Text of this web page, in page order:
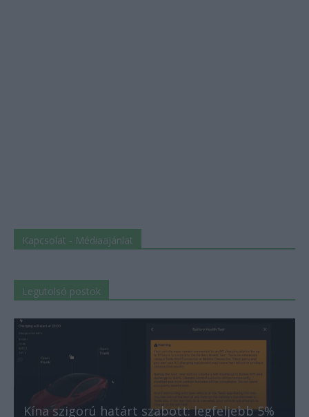
Kapcsolat - Médiaajánlat
Legutolsó postok
Kína szigorú határt szabott: legfeljebb 5%